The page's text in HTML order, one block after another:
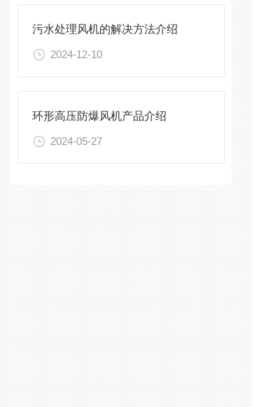
污水处理风机的解决方法介绍
2024-12-10
环形高压防爆风机产品介绍
2024-05-27